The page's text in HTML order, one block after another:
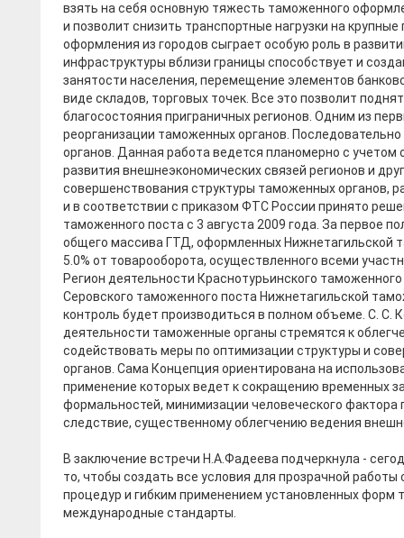
взять на себя основную тяжесть таможенного
и позволит снизить транспортные нагрузки на
оформления из городов сыграет особую роль в
инфраструктуры вблизи границы способствует и
занятости населения, перемещение элементов
виде складов, торговых точек. Все это позволит
благосостояния приграничных регионов. Одним из
реорганизации таможенных органов.
органов. Данная работа ведется планомерно с
развития внешнеэкономических связей регионов и
совершенствования структуры таможенных органов,
и в соответствии с приказом ФТС России принято
таможенного поста с 3 августа 2009 года. За первое
общего массива ГТД, оформленных Нижнетагильской
5.0% от товарооборота, осуществленного всеми
Регион деятельности Краснотурьинского
Серовского таможенного поста Нижнетагильской
контроль будет производиться в полном объеме. С. С.
деятельности таможенные органы стремятся к
содействовать меры по оптимизации структуры и
органов. Сама Концепция ориентирована на
применение которых ведет к сокращению временных
формальностей, минимизации человеческого
следствие, существенному облегчению ведения
В заключение встречи Н.А.Фадеева подчеркнула -
то, чтобы создать все условия для прозрачной
процедур и гибким применением установленных форм
международные стандарты.